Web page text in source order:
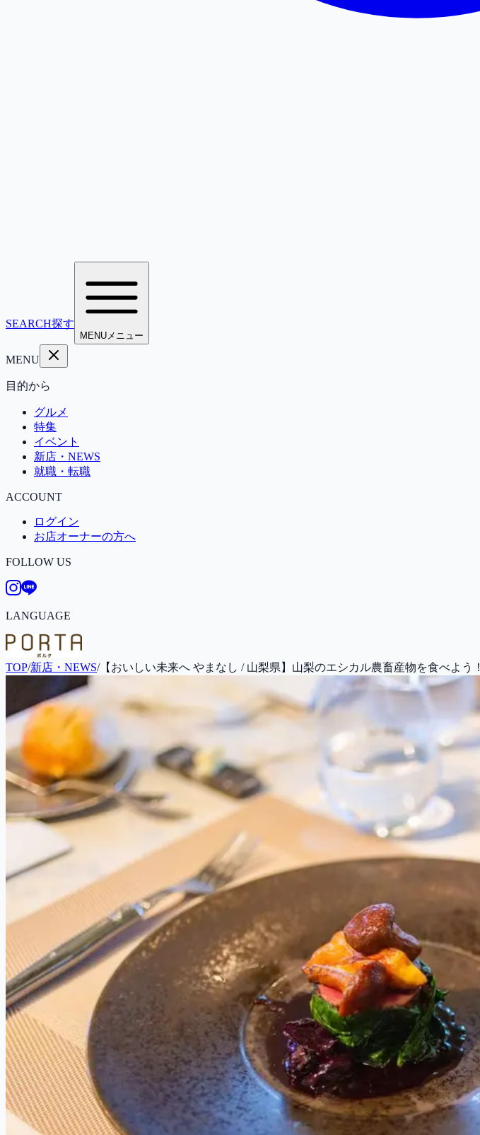
SEARCH探す
MENUメニュー
MENU
目的から
グルメ
特集
イベント
新店・NEWS
就職・転職
ACCOUNT
ログイン
お店オーナーの方へ
FOLLOW US
LANGUAGE
TOP/新店・NEWS/【おいしい未来へ やまなし / 山梨県】山梨のエシカル農畜産物を食べよう！